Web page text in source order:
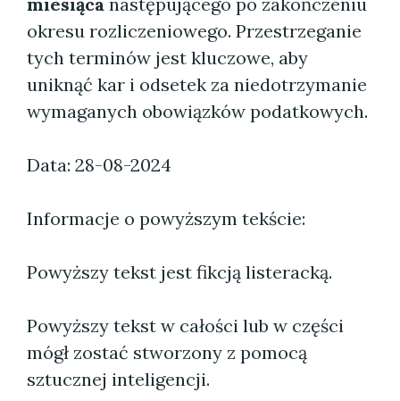
okresu rozliczeniowego. Przestrzeganie
tych terminów jest kluczowe, aby
uniknąć kar i odsetek za niedotrzymanie
wymaganych obowiązków podatkowych.
Data: 28-08-2024
Informacje o powyższym tekście:
Powyższy tekst jest fikcją listeracką.
Powyższy tekst w całości lub w części
mógł zostać stworzony z pomocą
sztucznej inteligencji.